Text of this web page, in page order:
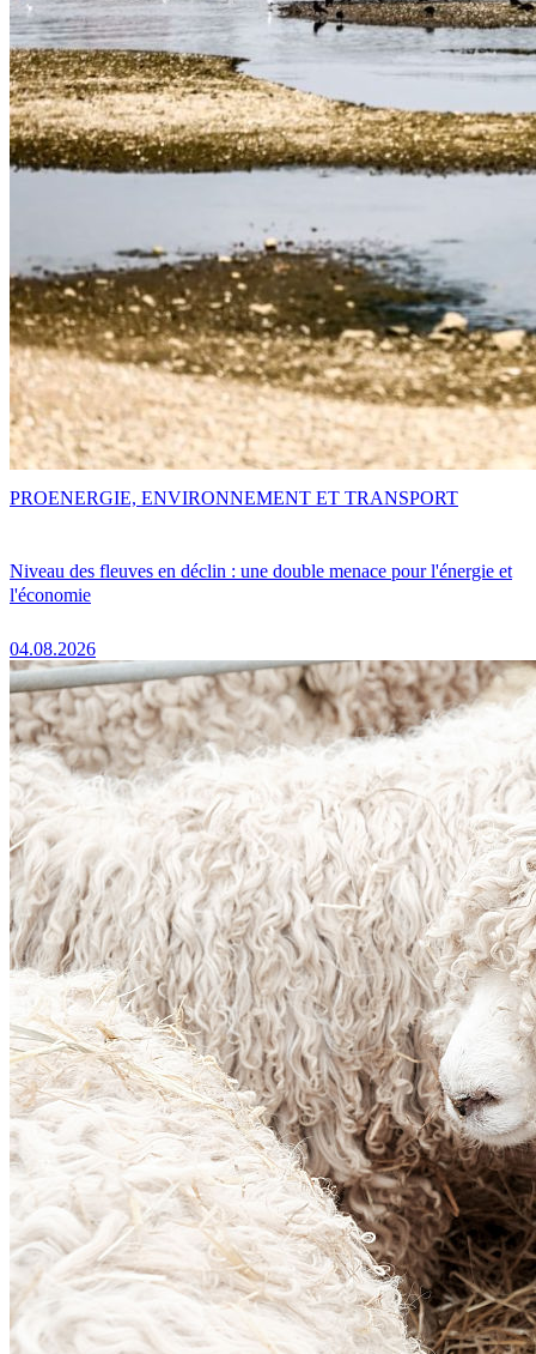
Niveau des fleuves en déclin : une double menace pour l'énergie et
l'économie
04.08.2026
PROENERGIE, ENVIRONNEMENT ET TRANSPORT